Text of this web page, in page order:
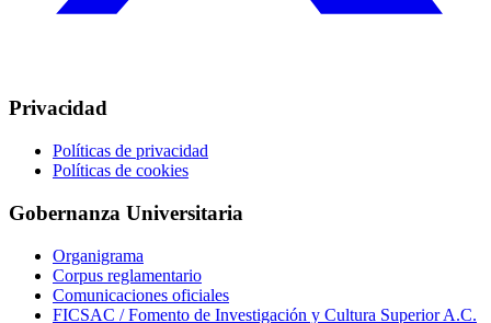
Privacidad
Políticas de privacidad
Políticas de cookies
Gobernanza Universitaria
Organigrama
Corpus reglamentario
Comunicaciones oficiales
FICSAC / Fomento de Investigación y Cultura Superior A.C.